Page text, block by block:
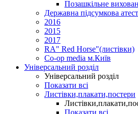
Позашкільне
Державна підсумкова
2016
2015
2017
RA" Red Horse"(листівки)
Co-op media м.Київ
Універсальний розділ
Універсальний розділ
Показати всі
Листівки,плакати,постери
Показати всі